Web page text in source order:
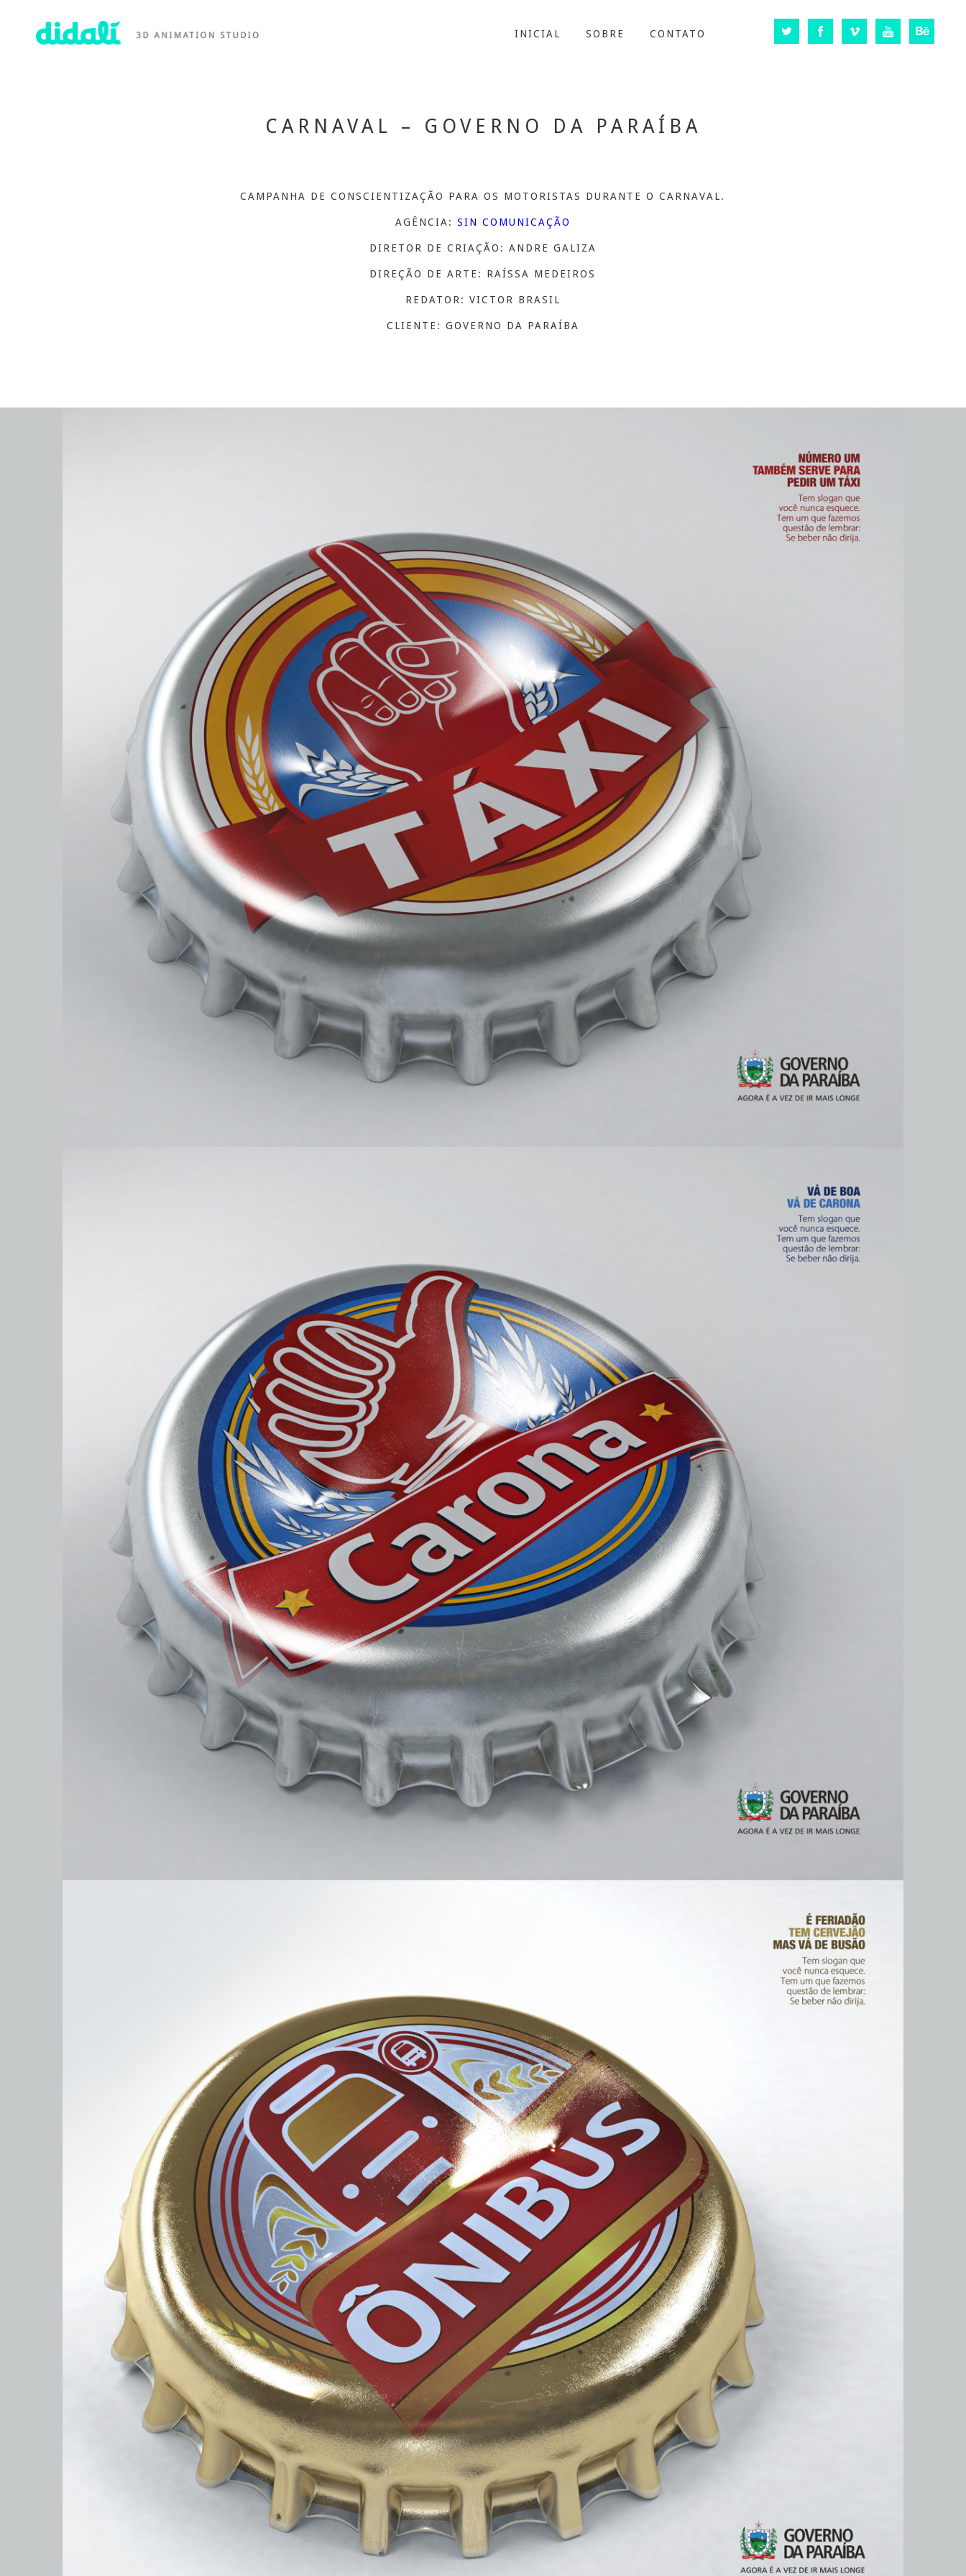
INICIAL SOBRE CONTATO
Twitter FacebookVimeo Youtube
CARNAVAL – GOVERNO DA PARAÍBA
CAMPANHA DE CONSCIENTIZAÇÃO PARA OS MOTORISTAS DURANTE O CARNAVAL.
AGÊNCIA: SIN COMUNICAÇÃO
DIRETOR DE CRIAÇÃO: ANDRE GALIZA
DIREÇÃO DE ARTE: RAÍSSA MEDEIROS
REDATOR: VICTOR BRASIL
CLIENTE: GOVERNO DA PARAÍBA